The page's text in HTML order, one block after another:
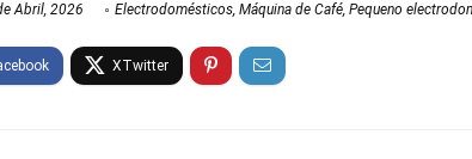
Abril, 2026 Electrodomésticos, Máquina de Café, Pequeno